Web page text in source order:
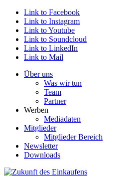
Link to Facebook
Link to Instagram
Link to Youtube
Link to Soundcloud
Link to LinkedIn
Link to Mail
Über uns
Was wir tun
Team
Partner
Werben
Mediadaten
Mitglieder
Mitglieder Bereich
Newsletter
Downloads